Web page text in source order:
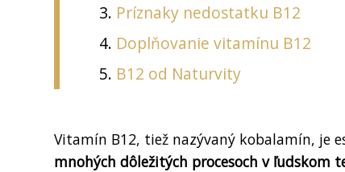
Príznaky nedostatku B12
Doplňovanie vitamínu B12
B12 od Naturvity
Vitamín B12, tiež nazývaný kobalamín, je
mnohých dôležitých procesoch v ľudskom